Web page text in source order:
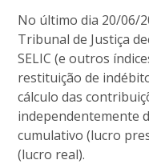
No último dia 20/06/
Tribunal de Justiça
SELIC (e outros
restituição de
cálculo das
independentemente
cumulativo (lucro
(lucro real).